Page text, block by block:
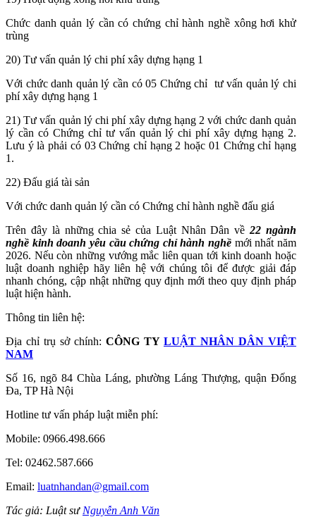
Chức danh quản lý cần có chứng chỉ hành nghề xông hơi khử
trùng
20) Tư vấn quản lý chi phí xây dựng hạng 1
Với chức danh quản lý cần có 05 Chứng chỉ tư vấn quản lý chi
phí xây dựng hạng 1
21) Tư vấn quản lý chi phí xây dựng hạng 2 với chức danh quản
lý cần có Chứng chỉ tư vấn quản lý chi phí xây dựng hạng 2.
Lưu ý là phải có 03 Chứng chỉ hạng 2 hoặc 01 Chứng chỉ hạng
1.
22) Đấu giá tài sản
Với chức danh quản lý cần có Chứng chỉ hành nghề đấu giá
Trên đây là những chia sẻ của Luật Nhân Dân về22 ngành
nghề kinh doanh yêu cầu chứng chỉ hành nghề mới nhất năm
2026. Nếu còn những vướng mắc liên quan tới kinh doanh hoặc
luật doanh nghiệp hãy liên hệ với chúng tôi để được giải đáp
nhanh chóng, cập nhật những quy định mới theo quy định pháp
luật hiện hành.
Thông tin liên hệ:
Địa chỉ trụ sở chính: CÔNG TY LUẬT NHÂN DÂN VIỆT
NAM
Số 16, ngõ 84 Chùa Láng, phường Láng Thượng, quận Đống
Đa, TP Hà Nội
Hotline tư vấn pháp luật miễn phí:
Mobile: 0966.498.666
Tel: 02462.587.666
Email: luatnhandan@gmail.com
Tác giả: Luật sư Nguyễn Anh Văn